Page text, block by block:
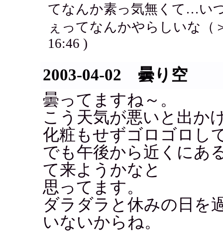
てなんか素っ気無くて…い
ぇってなんかやらしいな（
16:46 )
2003-04-02 曇り空
曇ってますね～。
こう天気が悪いと出か
化粧もせずゴロゴロし
でも午後から近くにあ
て来ようかなと
思ってます。
ダラダラと休みの日を
いないからね。